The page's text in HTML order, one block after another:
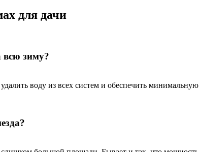
для дачи
всю зиму?
воду из всех систем и обеспечить минимальную